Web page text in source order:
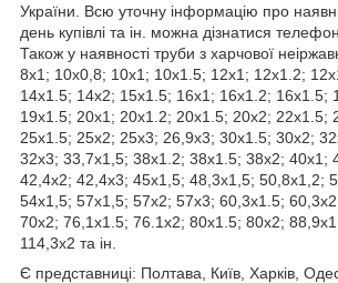
України. Всю уточну інформацію про
день купівлі та ін. можна дізнатися
Також у наявності труби з харчової
8х1; 10х0,8; 10х1; 10х1.5; 12х1; 12х1.2;
14х1.5; 14х2; 15х1.5; 16х1; 16х1.2; 16х1.5;
19х1.5; 20х1; 20х1.2; 20х1.5; 20х2; 22х1.5;
25х1.5; 25х2; 25х3; 26,9х3; 30х1.5; 30х2;
32х3; 33,7х1,5; 38х1.2; 38х1.5; 38х2; 40х1;
42,4х2; 42,4х3; 45х1,5; 48,3х1,5; 50,8х1,2;
54х1,5; 57х1,5; 57х2; 57х3; 60,3х1.5;
70х2; 76,1х1.5; 76.1х2; 80х1.5; 80х2;
114,3х2 та ін.
Є представниці: Полтава, Київ, Харків,